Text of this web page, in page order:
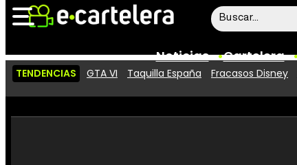
Noticias Cartelera
Vídeos
Taquilla
TENDENCIAS GTA VI Taquilla España Fracasos Disney